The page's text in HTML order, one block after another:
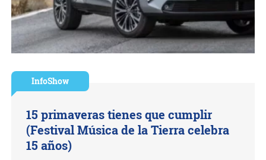
InfoShow
15 primaveras tienes que cumplir
(Festival Música de la Tierra celebra
15 años)